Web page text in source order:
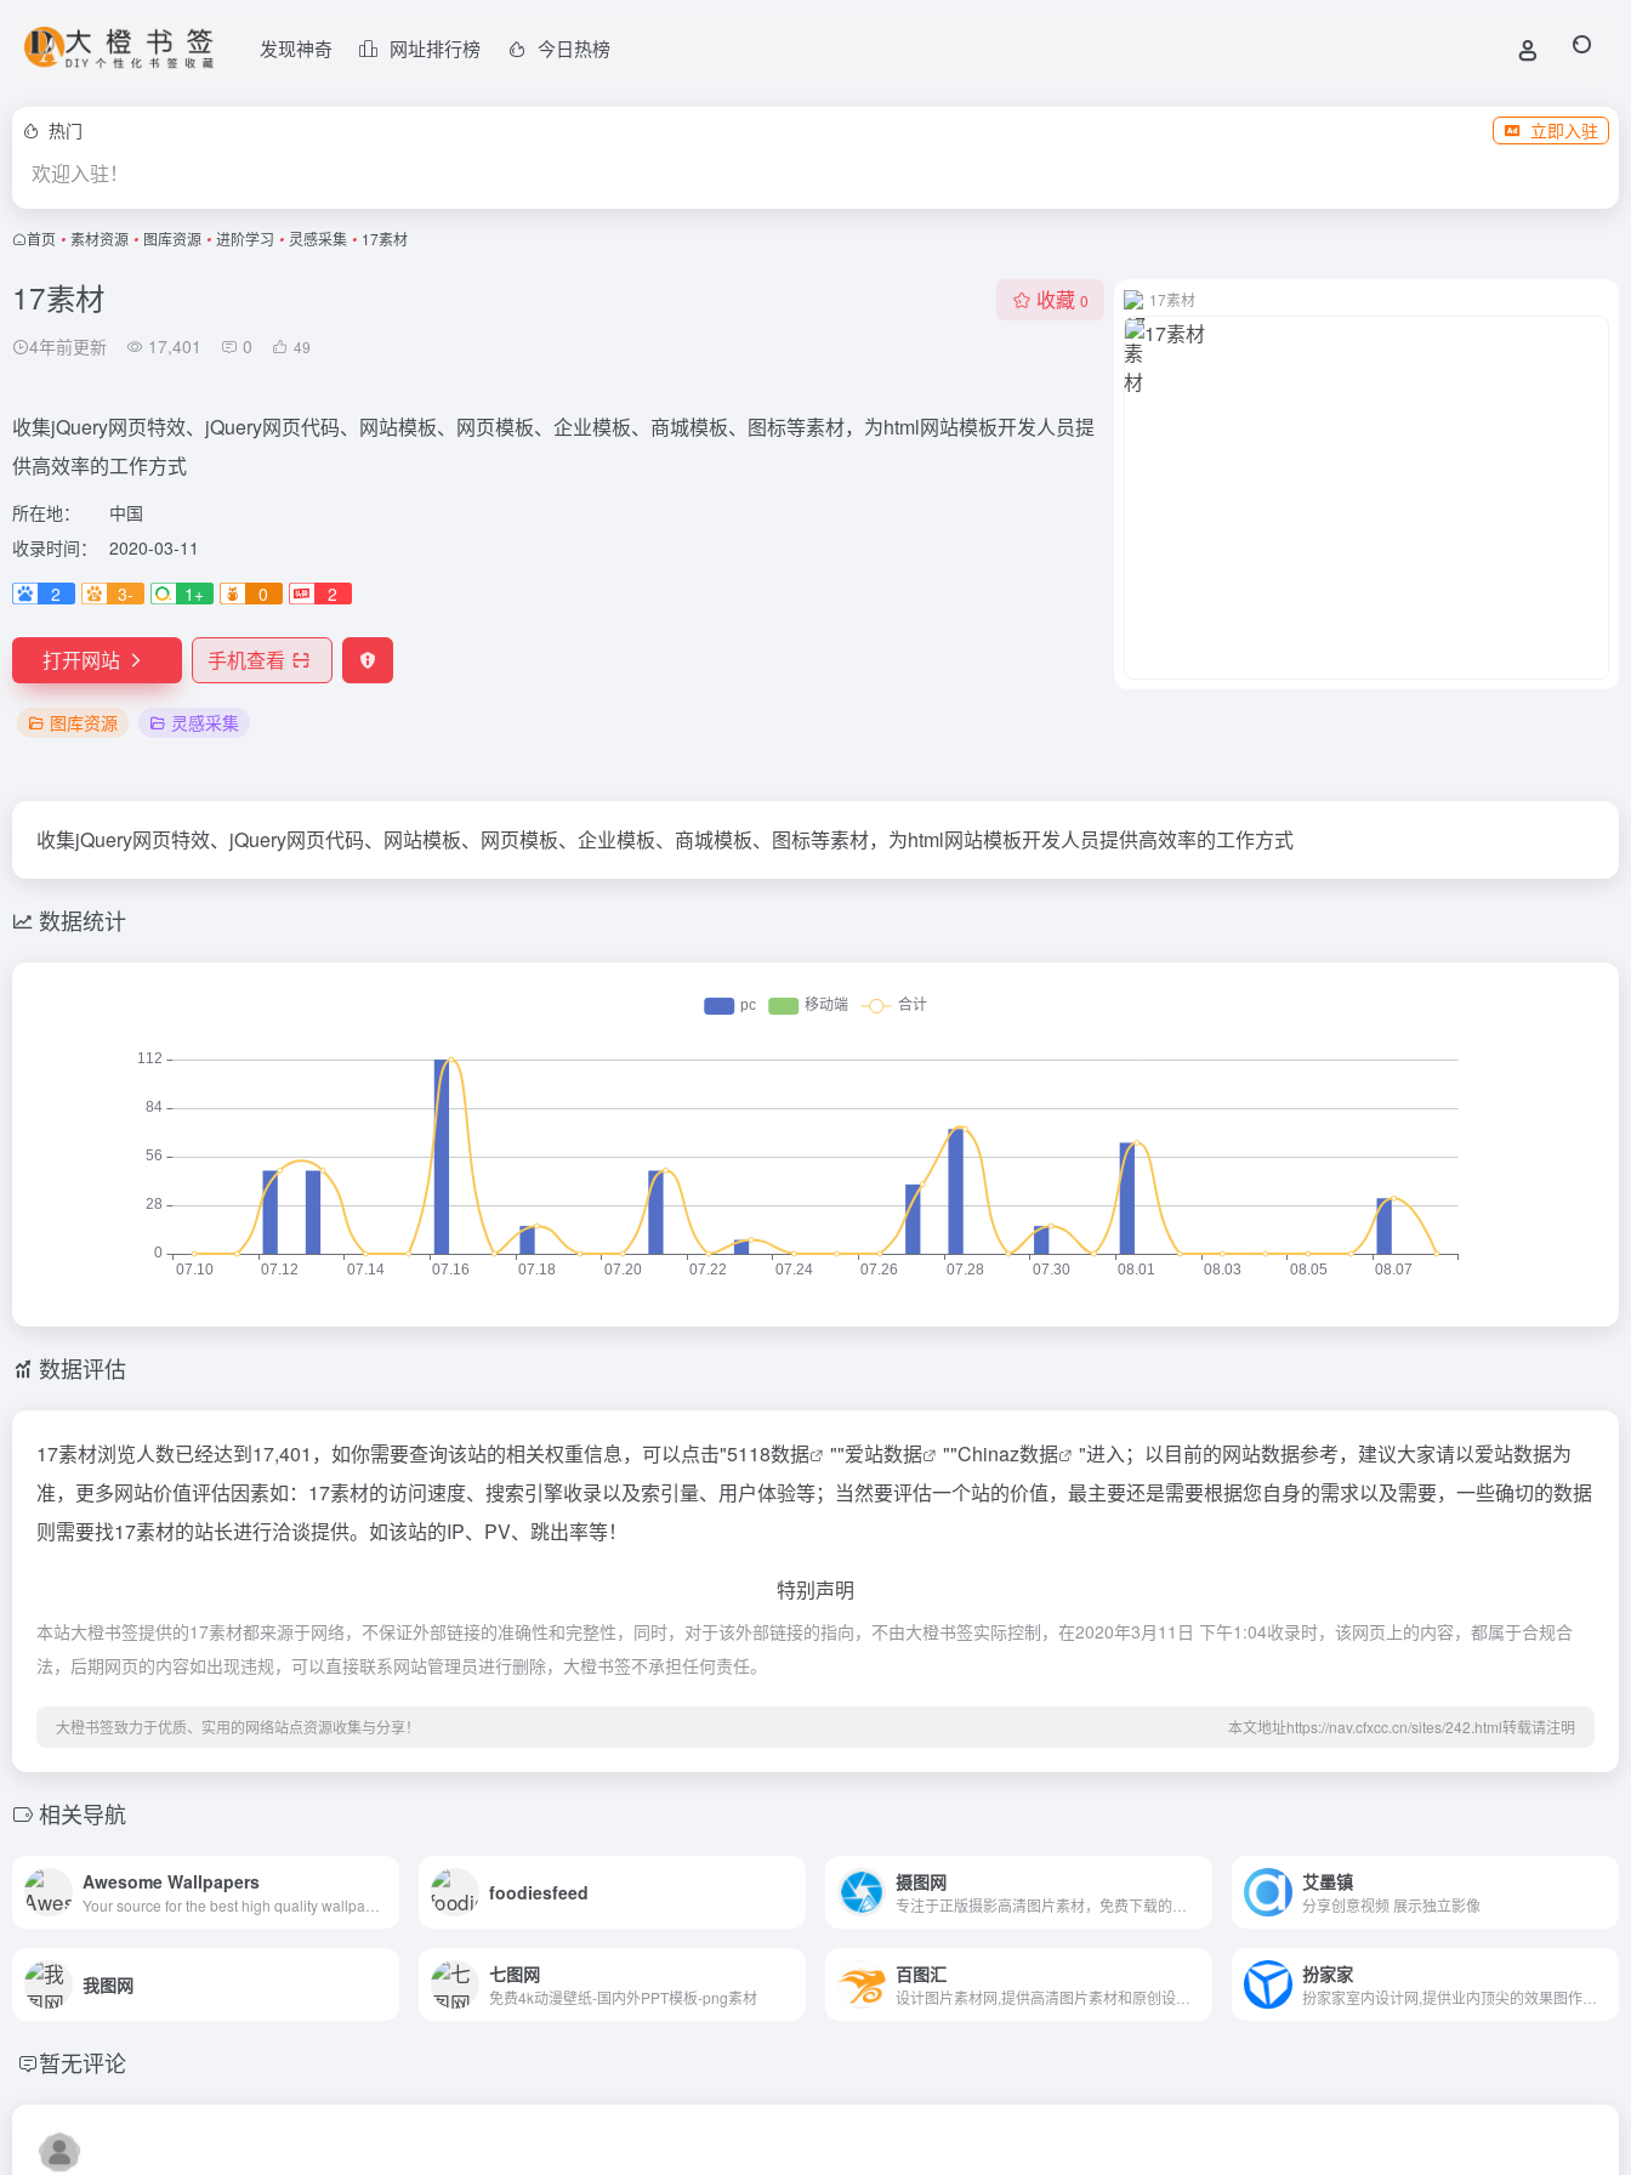
发现神奇 网址排行榜 今日热榜
热门 立即入驻
欢迎入驻！
首页 • 素材资源 • 图库资源 • 进阶学习 • 灵感采集 • 17素材
17素材
4年前更新 17,401 0 49
收藏 0
收集jQuery网页特效、jQuery网页代码、网站模板、网页模板、企业模板、商城模板、图标等素材，为html网站模板开发人员提
供高效率的工作方式
所在地：
中国
收录时间：
2020-03-11
2
3- 1+ 0 2
打开网站 手机查看
图库资源 灵感采集
17素材
收集jQuery网页特效、jQuery网页代码、网站模板、网页模板、企业模板、商城模板、图标等素材，为html网站模板开发人员提供高效率的工作方式
数据统计
数据评估
17素材浏览人数已经达到17,401，如你需要查询该站的相关权重信息，可以点击"5118数据 ""爱站数据 ""Chinaz数据
"进入；以目前的网站数据参考，建议大家请以爱站数据为
准，更多网站价值评估因素如：17素材的访问速度、搜索引擎收录以及索引量、用户体验等；当然要评估一个站的价值，最主要还是需要根据您自身的需求以及需要，一些确切的数据
则需要找17素材的站长进行洽谈提供。如该站的IP、PV、跳出率等！
特别声明
本站大橙书签提供的17素材都来源于网络，不保证外部链接的准确性和完整性，同时，对于该外部链接的指向，不由大橙书签实际控制，在2020年3月11日 下午1:04收录时，该网页上的内容，都属于合规合
法，后期网页的内容如出现违规，可以直接联系网站管理员进行删除，大橙书签不承担任何责任。
大橙书签致力于优质、实用的网络站点资源收集与分享！ 本文地址https://nav.cfxcc.cn/sites/242.html转载请注明
相关导航
Awesome Wallpapers foodiesfeed 摄图网 艾墨镇
分享创意视频 展示独立影像
我图网 七图网
免费4k动漫壁纸-国内外PPT模板-png素材
百图汇 扮家家
暂无评论